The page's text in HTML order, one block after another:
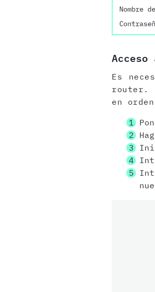
Nombre
Es
router.
en